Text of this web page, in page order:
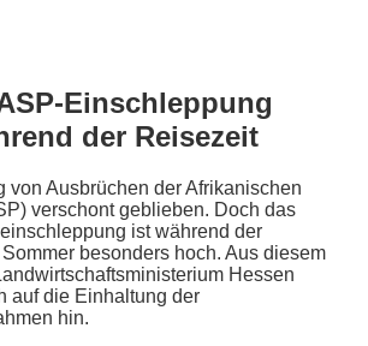
Einschleppung
der Reisezeit
von Ausbrüchen der Afrikanischen
verschont geblieben. Doch das
ist während der
besonders hoch. Aus diesem
Hessen
auf die Einhaltung der
hin.